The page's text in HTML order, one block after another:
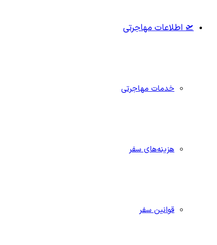
🛫 اطلاعات مهاجرتی
خدمات مهاجرتی
هزینه‌های سفر
قوانین سفر